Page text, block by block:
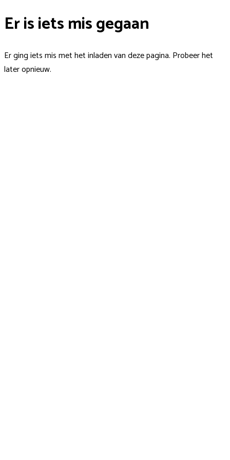
Er is iets mis gegaan
Er ging iets mis met het inladen van deze pagina. Probeer het
later opnieuw.